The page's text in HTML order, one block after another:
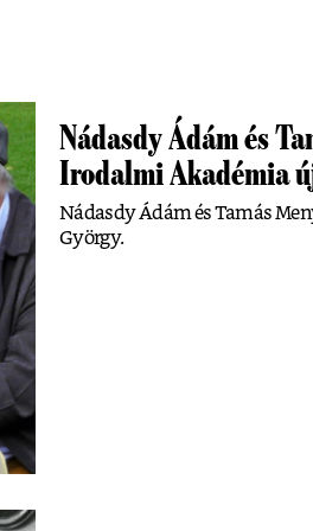
Nádasdy Ádám és
Irodalmi Akadémia
Nádasdy Ádám és Tamás
György.